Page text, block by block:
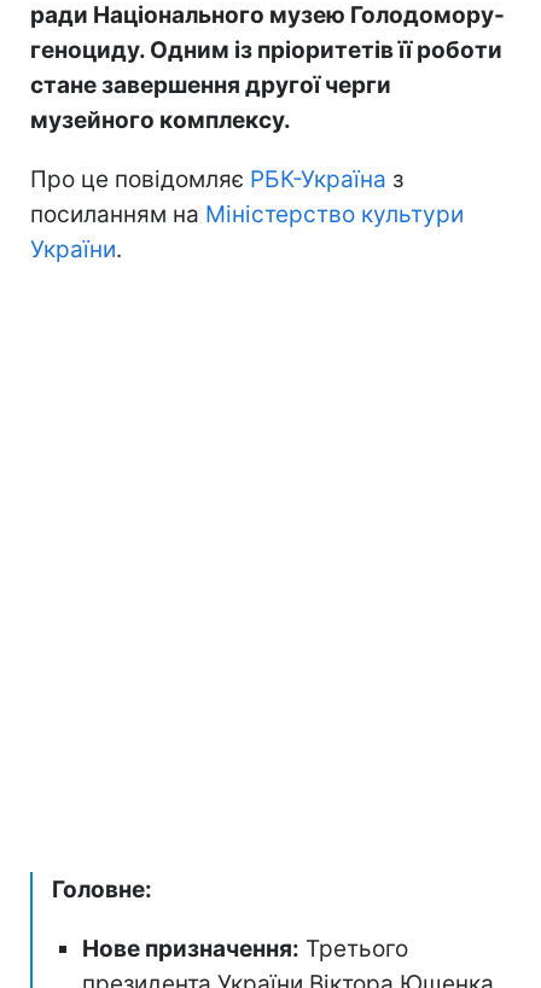
ради Національного музею Голодомору-
геноциду. Одним із пріоритетів її роботи
стане завершення другої черги
музейного комплексу.
Про це повідомляє РБК-Україна з
посиланням на Міністерство культури
України.
Головне:
Нове призначення: Третього